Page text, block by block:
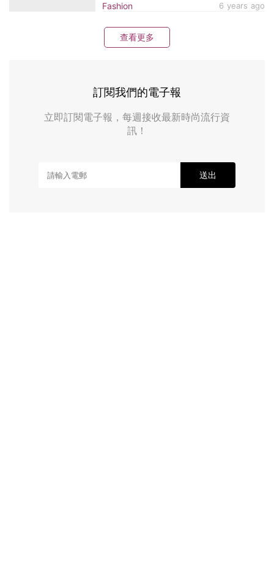
Fashion 6 years ago
查看更多
訂閱我們的電子報
立即訂閱電子報，每週接收最新時尚流行資
訊！
送出